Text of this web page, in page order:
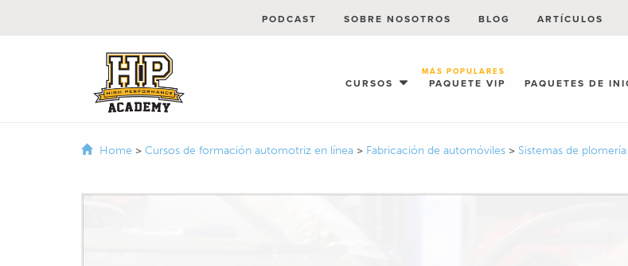
CURSOS PAQUETE VIP
MÁS POPULARES
PAQUETES DE
PODCAST SOBRE NOSOTROS BLOG ARTÍCULOS
Home > Cursos de formación automotriz en línea > Fabricación de automóviles > Sistemas de